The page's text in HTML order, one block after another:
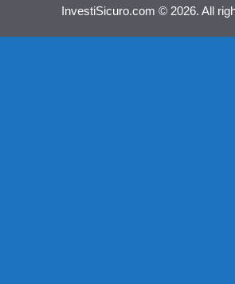
InvestiSicuro.com © 2026. All